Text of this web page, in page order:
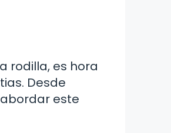
rodilla, es hora
Desde
este